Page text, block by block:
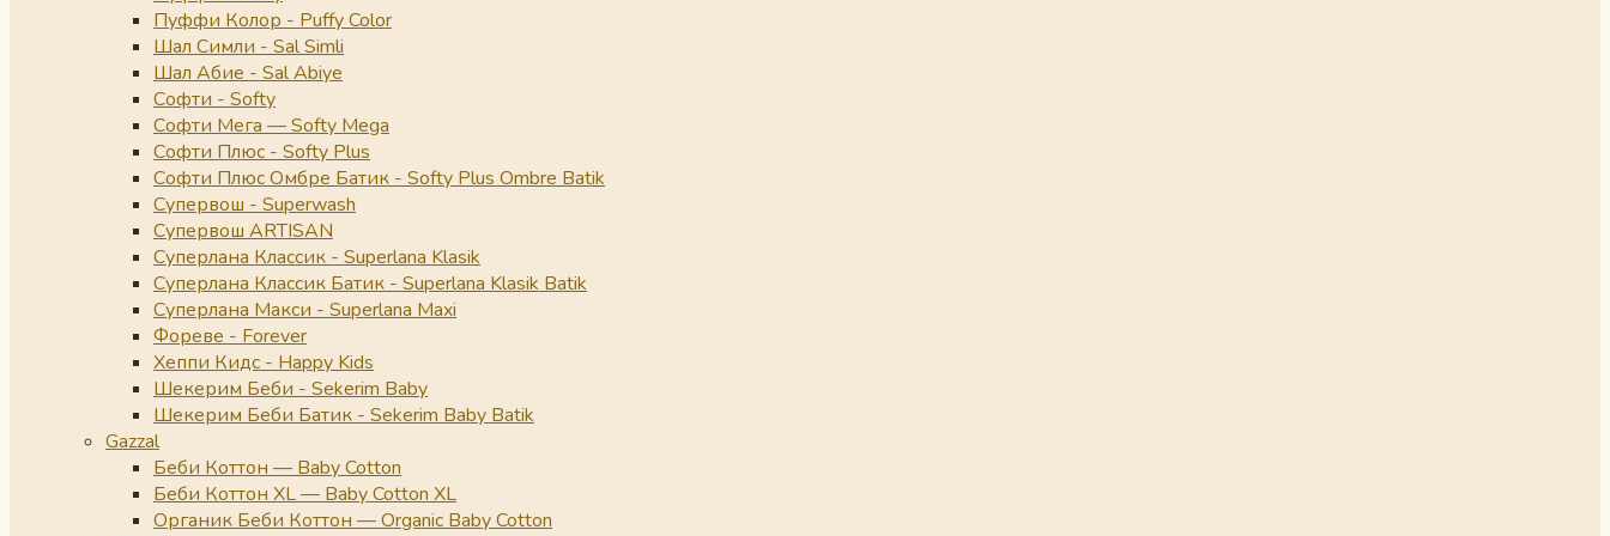
Пуффи Колор - Puffy Color
Шал Симли - Sal Simli
Шал Абие - Sal Abiye
Софти - Softy
Софти Мега — Softy Mega
Софти Плюс - Softy Plus
Софти Плюс Омбре Батик - Softy Plus Ombre Batik
Супервош - Superwash
Супервош ARTISAN
Суперлана Классик - Superlana Klasik
Суперлана Классик Батик - Superlana Klasik Batik
Суперлана Макси - Superlana Maxi
Фореве - Forever
Хеппи Кидс - Happy Kids
Шекерим Беби - Sekerim Baby
Шекерим Беби Батик - Sekerim Baby Batik
Gazzal
Беби Коттон — Baby Cotton
Беби Коттон XL — Baby Cotton XL
Органик Беби Коттон — Organic Baby Cotton